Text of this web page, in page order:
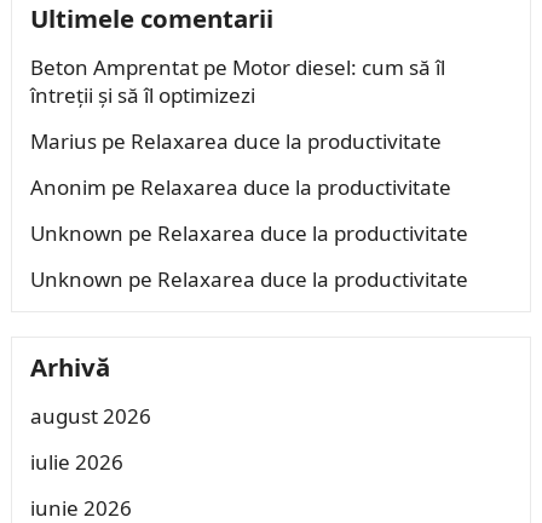
Ultimele comentarii
Beton Amprentatpe Motor diesel: cum să îl
întreții și să îl optimizezi
Mariuspe Relaxarea duce la productivitate
Anonim pe Relaxarea duce la productivitate
Unknown pe Relaxarea duce la productivitate
Unknown pe Relaxarea duce la productivitate
Arhivă
august 2026
iulie 2026
iunie 2026